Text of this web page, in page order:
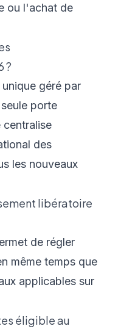
ou l'achat de
?
géré par
porte
des
les nouveaux
libératoire
de régler
même temps que
applicables sur
éligible au